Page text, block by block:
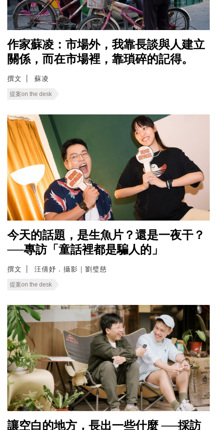
作家蘇凌：市場外，我靠長談與人建立
關係，而在市場裡，靠瑣碎的記得。
撰文 蘇凌
提案on the desk
今天的話題，是生魚片？還是一夜干？
──專訪「童話裡都是騙人的」
撰文 汪倩妤．攝影｜劉璧慈
提案on the desk
讓空白的地方，長出一些什麼 ──採訪